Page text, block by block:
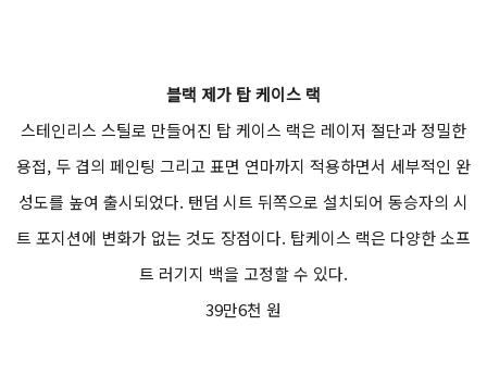
블랙 제가 탑 케이스 랙
스테인리스 스틸로 만들어진 탑 케이스 랙은 레이저 절단과 정밀한
용접, 두 겹의 페인팅 그리고 표면 연마까지 적용하면서 세부적인 완
성도를 높여 출시되었다. 탠덤 시트 뒤쪽으로 설치되어 동승자의 시
트 포지션에 변화가 없는 것도 장점이다. 탑케이스 랙은 다양한 소프
트 러기지 백을 고정할 수 있다.
39만6천 원